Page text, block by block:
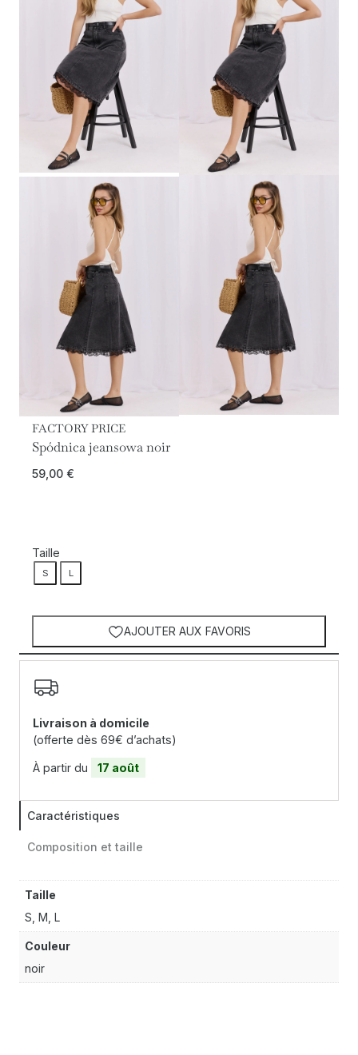
FACTORY PRICE
Spódnica jeansowa noir
59,00 €
Taille
S L
AJOUTER AUX FAVORIS
Livraison à domicile
(offerte dès 69€ d’achats)
À partir du 17 août
Caractéristiques
Composition et taille
Taille
S, M, L
Couleur
noir